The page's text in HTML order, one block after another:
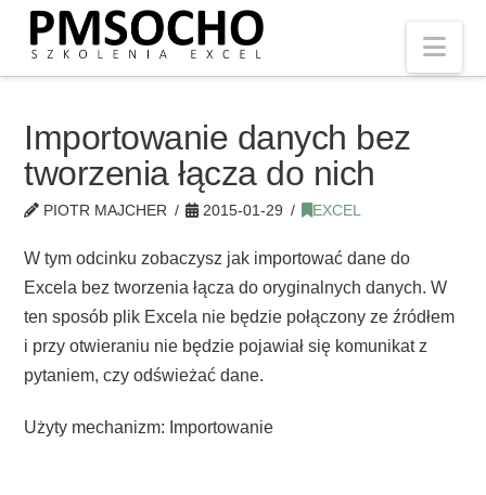
Importowanie danych bez
tworzenia łącza do nich
PIOTR MAJCHER 2015-01-29 EXCEL
W tym odcinku zobaczysz jak importować dane do
Excela bez tworzenia łącza do oryginalnych danych. W
ten sposób plik Excela nie będzie połączony ze źródłem
i przy otwieraniu nie będzie pojawiał się komunikat z
pytaniem, czy odświeżać dane.
Użyty mechanizm: Importowanie